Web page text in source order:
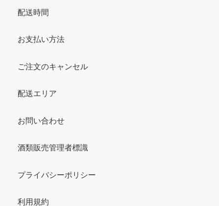
配送時間
お支払い方法
ご注文のキャンセル
配送エリア
お問い合わせ
酒類販売管理者標識
プライバシーポリシー
利用規約